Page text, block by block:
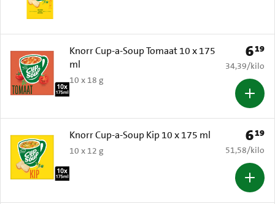
Knorr Cup-a-Soup Tomaat 10 x 175
ml
10 x 18 g
Prijs:
619
€ 34,39 per
34,39/kilo
Knorr Cup-a-Soup Kip 10 x 175 ml
10 x 12 g
Prijs:
619
€ 51,58 per
51,58/kilo